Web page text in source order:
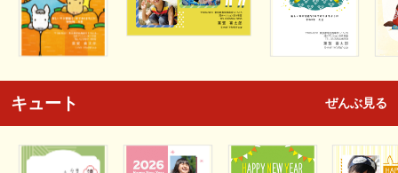
キュート ぜんぶ見る